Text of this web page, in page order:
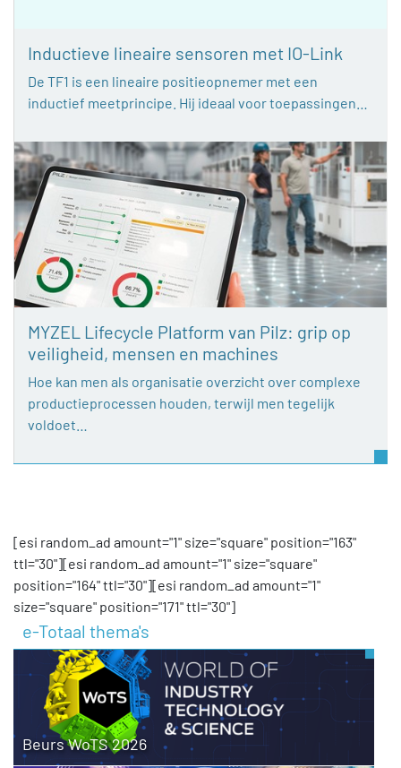
Inductieve lineaire sensoren met IO-Link
De TF1 is een lineaire positieopnemer met een
inductief meetprincipe. Hij ideaal voor toepassingen…
MYZEL Lifecycle Platform van Pilz: grip op
veiligheid, mensen en machines
Hoe kan men als organisatie overzicht over complexe
productieprocessen houden, terwijl men tegelijk
voldoet…
[esi random_ad amount="1" size="square" position="163"
ttl="30"][esi random_ad amount="1" size="square"
position="164" ttl="30"][esi random_ad amount="1"
size="square" position="171" ttl="30"]
e-Totaal thema's
Beurs WoTS 2026